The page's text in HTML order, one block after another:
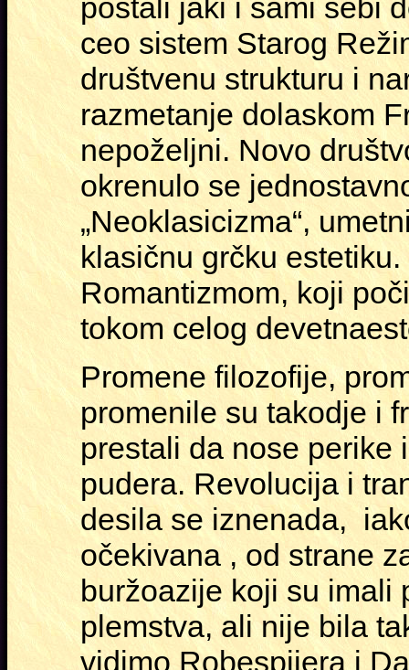
postali jaki i sami sebi
ceo sistem Starog
društvenu strukturu i
razmetanje dolaskom
nepoželjni. Novo
okrenulo se
„Neoklasicizma“,
klasičnu grčku
Romantizmom, koji
tokom celog
Promene filozofije,
promenile su takodje i
prestali da nose perike
pudera. Revolucija i
desila se iznenada,
očekivana , od strane
buržoazije koji su imali
plemstva, ali nije bila
vidimo Robespijera i